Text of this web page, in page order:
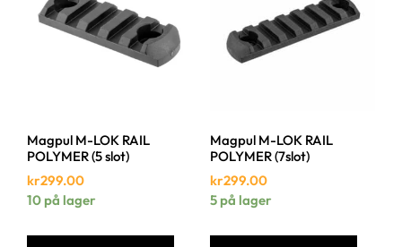
Magpul M-LOK RAIL
POLYMER (5 slot)
kr299.00
10 på lager
Magpul M-LOK RAIL
POLYMER (7slot)
kr299.00
5 på lager